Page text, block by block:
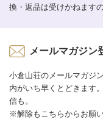
換・返品は受けかねます
メールマガジン
小倉山荘のメールマガジ
内がいち早くとどきます
信も。
※解除もこちらからお願い